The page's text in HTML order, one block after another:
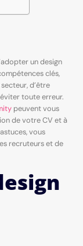
un design
clés,
d’être
toute erreur.
peuvent vous
de votre CV et à
vous
recruteurs et de